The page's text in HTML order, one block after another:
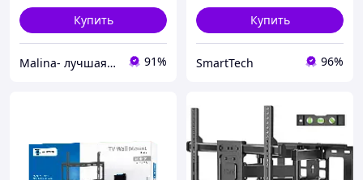
Купить
Malina- лучшая техника в наличии 91%
Купить
SmartTech 96%